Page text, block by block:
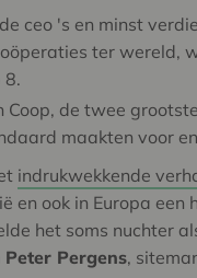
ceo 's en minst
ter wereld,
8.
Coop, de twee
maakten voor
indrukwekkende
en ook in Europa een
het soms nuchter
Peter Pergens,